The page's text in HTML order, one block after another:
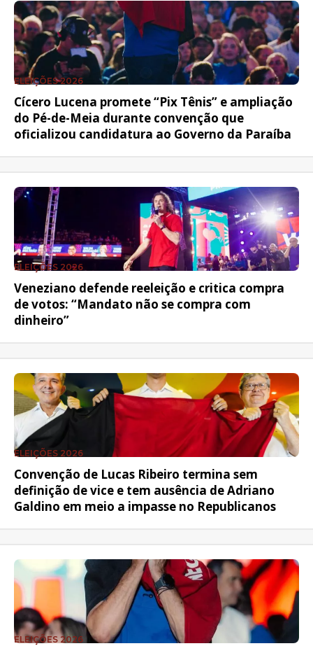
ELEIÇÕES 2026
Cícero Lucena promete “Pix Tênis” e ampliação
do Pé-de-Meia durante convenção que
oficializou candidatura ao Governo da Paraíba
ELEIÇÕES 2026
Veneziano defende reeleição e critica compra
de votos: “Mandato não se compra com
dinheiro”
ELEIÇÕES 2026
Convenção de Lucas Ribeiro termina sem
definição de vice e tem ausência de Adriano
Galdino em meio a impasse no Republicanos
ELEIÇÕES 2026